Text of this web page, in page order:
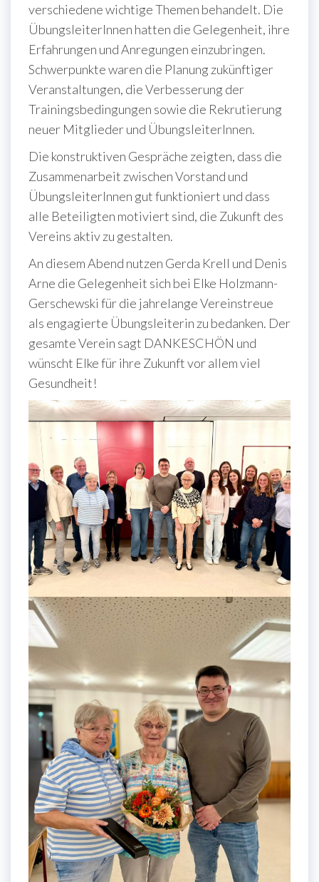
verschiedene wichtige Themen behandelt. Die
ÜbungsleiterInnen hatten die Gelegenheit, ihre
Erfahrungen und Anregungen einzubringen.
Schwerpunkte waren die Planung zukünftiger
Veranstaltungen, die Verbesserung der
Trainingsbedingungen sowie die Rekrutierung
neuer Mitglieder und ÜbungsleiterInnen.
Die konstruktiven Gespräche zeigten, dass die
Zusammenarbeit zwischen Vorstand und
ÜbungsleiterInnen gut funktioniert und dass
alle Beteiligten motiviert sind, die Zukunft des
Vereins aktiv zu gestalten.
An diesem Abend nutzen Gerda Krell und Denis
Arne die Gelegenheit sich bei Elke Holzmann-
Gerschewski für die jahrelange Vereinstreue
als engagierte Übungsleiterin zu bedanken. Der
gesamte Verein sagt DANKESCHÖN und
wünscht Elke für ihre Zukunft vor allem viel
Gesundheit!